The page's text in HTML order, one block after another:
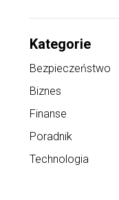
Kategorie
Bezpieczeństwo
Biznes
Finanse
Poradnik
Technologia